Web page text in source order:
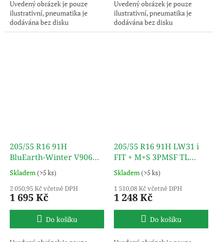
Uvedený obrázek je pouze
ilustrativní, pneumatika je
dodávána bez disku
Uvedený obrázek je pouze
ilustrativní, pneumatika je
dodávána bez disku
205/55 R16 91H
BluEarth-Winter V906
M+S 3PMSF TL
YOKOHAMA
Skladem(>5 ks)
2 050,95 Kč včetně DPH
1 695 Kč
Do košíku
205/55 R16 91H LW31 i
FIT + M+S 3PMSF TL
LAUFENN
Skladem(>5 ks)
1 510,08 Kč včetně DPH
1 248 Kč
Do košíku